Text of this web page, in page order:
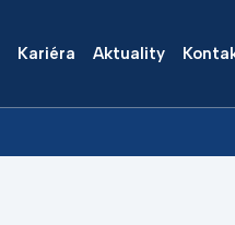
Kariéra Aktuality